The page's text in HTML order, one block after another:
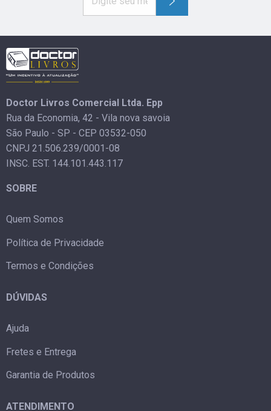
Doctor Livros Comercial Ltda. Epp
Rua da Economia, 42 - Vila nova savoia
São Paulo - SP - CEP 03532-050
CNPJ 21.506.239/0001-08
INSC. EST. 144.101.443.117
SOBRE
Quem Somos
Política de Privacidade
Termos e Condições
DÚVIDAS
Ajuda
Fretes e Entrega
Garantia de Produtos
ATENDIMENTO